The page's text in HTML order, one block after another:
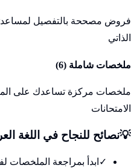
فروض مصححة بالتفصيل
الذاتي
ملخصات شاملة (6
)
ملخصات مركزة تساعدك على
الامتحانات
💡نصائح للنجاح في اللغة
✓ ابدأ بمراجعة الملخصات